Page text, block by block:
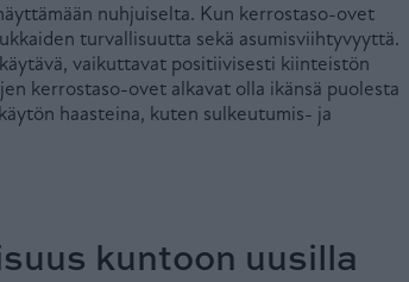
nuhjuiselta. Kun kerrostaso-ovet
turvallisuutta sekä asumisviihtyvyyttä.
vaikuttavat positiivisesti kiinteistön
kerrostaso-ovet alkavat olla ikänsä puolesta
haasteina, kuten sulkeutumis- ja
kuntoon uusilla